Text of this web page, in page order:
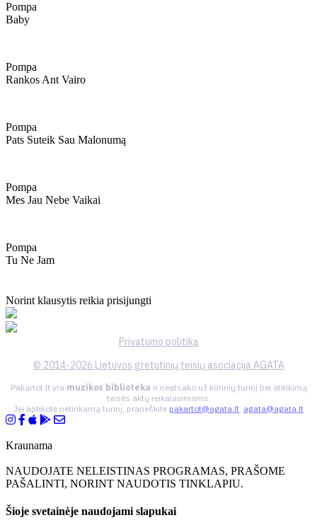
Pompa
Baby
Pompa
Rankos Ant Vairo
Pompa
Pats Suteik Sau Malonumą
Pompa
Mes Jau Nebe Vaikai
Pompa
Tu Ne Jam
Norint klausytis reikia prisijungti
Privatumo politika
© 2014-2026 Lietuvos gretutinių teisių asociacija AGATA
Pakartot.lt yra muzikos biblioteka ir neatsako už kūrinių turinį bei atitikimą
teisės aktų reikalavimams.
Jei aptikote netinkamą turinį, praneškite pakartot@agata.lt, agata@agata.lt
Kraunama
NAUDOJATE NELEISTINAS PROGRAMAS, PRAŠOME
PAŠALINTI, NORINT NAUDOTIS TINKLAPIU.
Šioje svetainėje naudojami slapukai